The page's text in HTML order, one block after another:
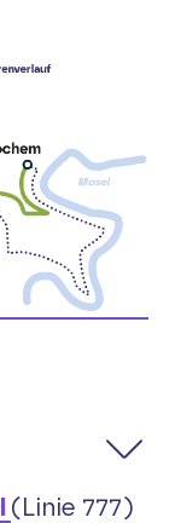
(Linie 777)